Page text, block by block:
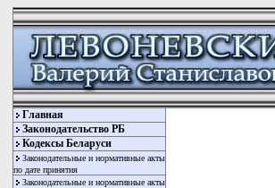
Главная
Законодательство РБ
Кодексы Беларуси
Законодательные и нормативные акты
по дате принятия
Законодательные и нормативные акты